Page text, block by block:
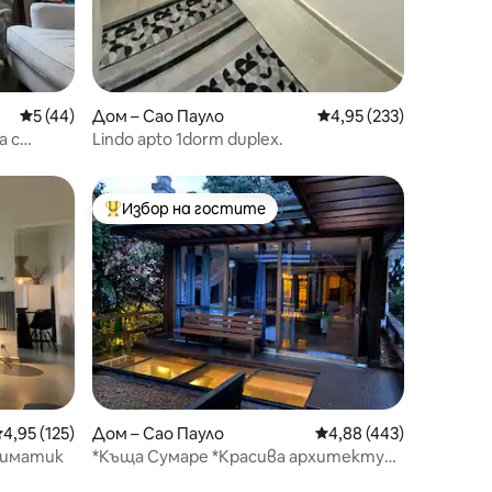
Средна оценка: 5 от 5, 44 отзива
5 (44)
с
Дом – Сао Пауло Средна оценка: 4,95
4,95 (233)
Lindo apto 1dorm duplex.
оценка: 4,95 от 5, 125 отзива
4,95 (125)
Най-популярен избор на гостите
Избор на гостите
Дом – Сао Пауло Средна оценка: 4,88
4,88 (443)
*Къща Сумаре *Красива архитектура